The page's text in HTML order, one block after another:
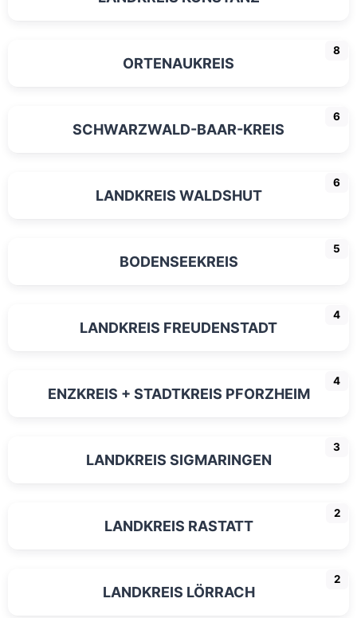
ORTENAUKREIS
8
SCHWARZWALD-BAAR-KREIS
6
LANDKREIS WALDSHUT
6
BODENSEEKREIS
5
LANDKREIS FREUDENSTADT
4
ENZKREIS + STADTKREIS PFORZHEIM
4
LANDKREIS SIGMARINGEN
3
LANDKREIS RASTATT
2
LANDKREIS LÖRRACH
2